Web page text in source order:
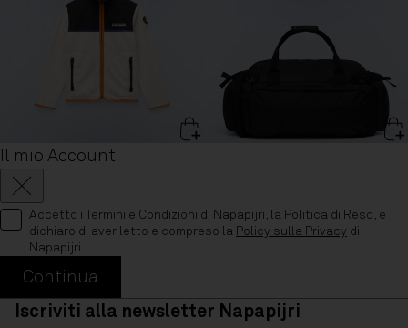
Il mio Account
Chiudi
Accetto i Termini e Condizioni di Napapijri, la Politica di Reso , e
dichiaro di aver letto e compreso la Policy sulla Privacy di
Napapijri.
Continua
Iscriviti alla newsletter Napapijri